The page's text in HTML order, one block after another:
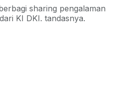
sharing pengalaman
KI DKI. tandasnya.